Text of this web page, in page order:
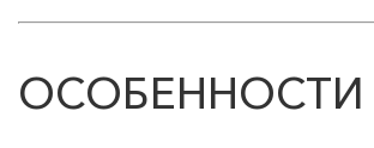
ОСОБЕННОСТИ